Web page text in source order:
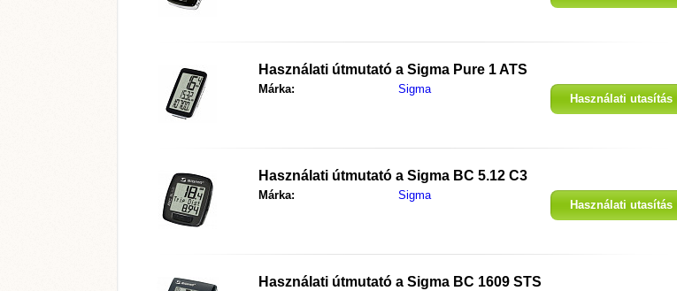
Használati útmutató a Sigma Pure 1 ATS
Márka: Sigma
Használati utasítás
Használati útmutató a Sigma BC 5.12 C3
Márka: Sigma
Használati utasítás
Használati útmutató a Sigma BC 1609 STS